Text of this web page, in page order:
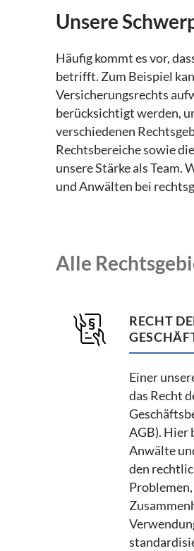
Unsere
Häufig kommt es vor,
betrifft. Zum Beispiel
Versicherungsrechts
berücksichtigt werden,
verschiedenen
Rechtsbereiche sowie
unsere Stärke als
und Anwälten bei
Alle
RECHT
Einer
das Recht
AGB). Hier
Anwälte
den